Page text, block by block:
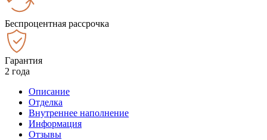
Беспроцентная рассрочка
Гарантия
2 года
Описание
Отделка
Внутреннее наполнение
Информация
Отзывы